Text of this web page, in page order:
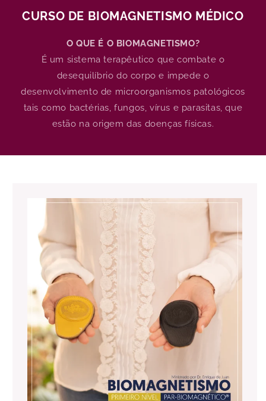
CURSO DE BIOMAGNETISMO MÉDICO
O QUE É O BIOMAGNETISMO?
É um sistema terapêutico que combate o
desequilíbrio do corpo e impede o
desenvolvimento de microorganismos patológicos
tais como bactérias, fungos, vírus e parasitas, que
estão na origem das doenças físicas.